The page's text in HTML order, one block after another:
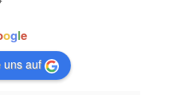
ogle
uns auf